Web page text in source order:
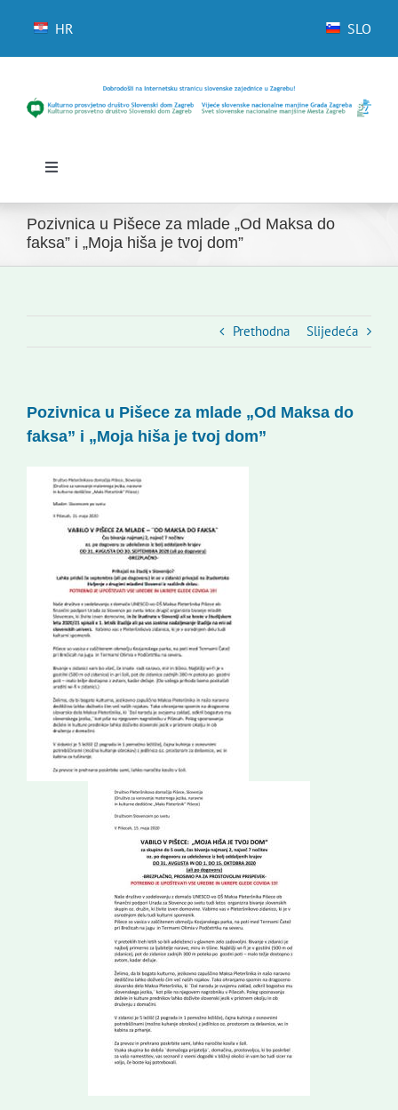
HR SLO
Toggle
Početna
Novosti
Slovenski dom Zagreb
Pozivnica u Pišece za mlade „Od Maksa do
faksa” i „Moja hiša je tvoj dom”
Prethodna Slijedeća
Pozivnica u Pišece za mlade „Od Maksa do
faksa” i „Moja hiša je tvoj dom”